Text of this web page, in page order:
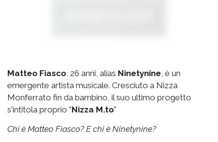
Matteo Fiasco, 26 anni, alias Ninetynine, è un
emergente artista musicale. Cresciuto a Nizza
Monferrato fin da bambino, il suo ultimo progetto
s'intitola proprio "Nizza M.to"
Chi è Matteo Fiasco? E chi è Ninetynine?